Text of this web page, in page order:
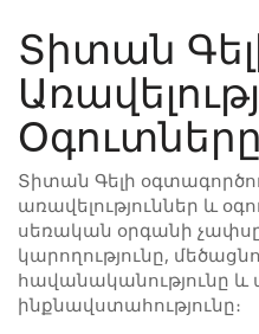
Տիտան
Օգուտները
Տիտան Գելի
առավելություններ և
սեռական օրգանի
կարողությունը,
հավանականությունը և
ինքնավստահությունը։